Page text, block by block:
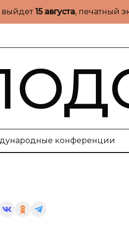
выйдет15 августа, печатный
конференции